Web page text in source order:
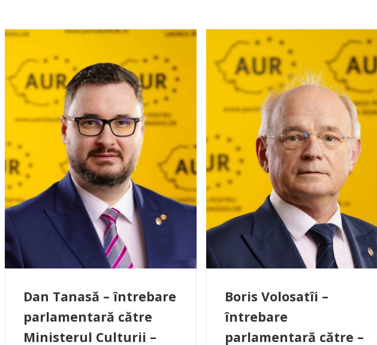
Dan Tanasă – întrebare
parlamentară către
Ministerul Culturii –
Boris Volosatîi –
întrebare
parlamentară către –